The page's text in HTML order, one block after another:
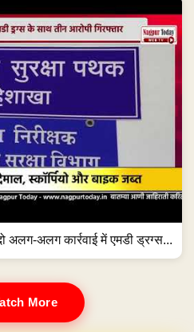
अलग-अलग कार्रवाई में एमडी ड्रग्स...
More